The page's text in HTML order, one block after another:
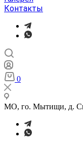
Контакты
0
МО, го. Мытищи, д.